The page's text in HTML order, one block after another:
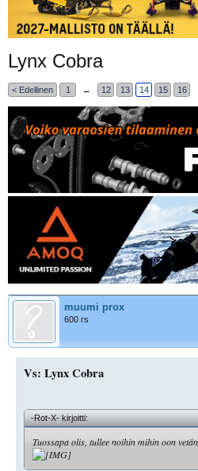
Lynx Cobra
< Edellinen 1 ← 12 13 14 15 16
muumi prox
600 rs
Vs: Lynx Cobra
-Rot-X- kirjoitti:
Tuossapa olis, tullee noihin mihin oon